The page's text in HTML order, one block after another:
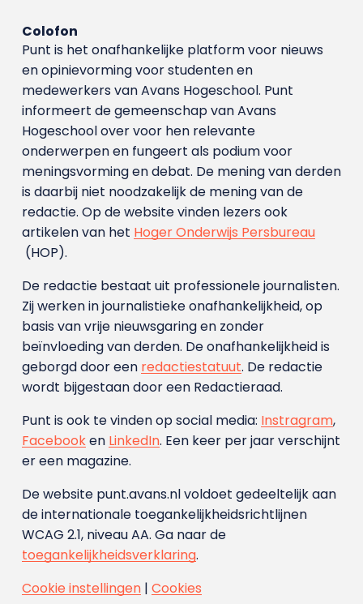
Colofon
Punt is het onafhankelijke platform voor nieuws
en opinievorming voor studenten en
medewerkers van Avans Hoge­school. Punt
informeert de gemeenschap van Avans
Hogeschool over voor hen relevante
onderwerpen en fungeert als podium voor
meningsvorming en debat. De mening van derden
is daarbij niet noodzakelijk de mening van de
redactie. Op de website vinden lezers ook
artikelen van het Hoger Onderwijs Persbureau
(HOP).
De redactie bestaat uit professionele journalisten.
Zij werken in journalistieke onafhankelijkheid, op
basis van vrije nieuwsgaring en zonder
beïnvloeding van derden. De onafhankelijkheid is
geborgd door een redactiestatuut. De redactie
wordt bijgestaan door een Redactieraad.
Punt is ook te vinden op social media: Instragram,
Facebooken LinkedIn. Een keer per jaar verschijnt
er een magazine.
De website punt.avans.nl voldoet gedeeltelijk aan
de internationale toegankelijkheidsrichtlijnen
WCAG 2.1, niveau AA. Ga naar de
toegankelijkheidsverklaring.
Cookie instellingen| Cookies